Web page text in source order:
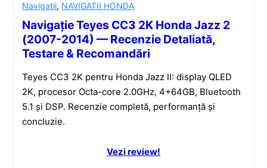
Navigatii, NAVIGATII HONDA
Navigație Teyes CC3 2K Honda Jazz 2
(2007-2014) — Recenzie Detaliată,
Testare & Recomandări
Teyes CC3 2K pentru Honda Jazz II: display QLED
2K, procesor Octa-core 2.0GHz, 4+64GB, Bluetooth
5.1 și DSP. Recenzie completă, performanță și
concluzie.
Vezi review!